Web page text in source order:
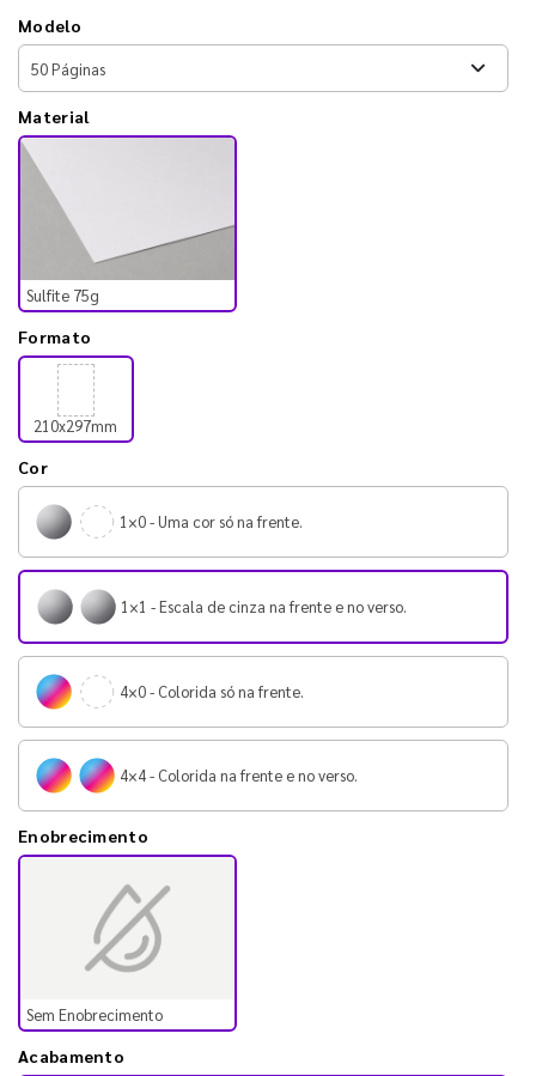
Modelo
Material
Sulfite 75g
Formato
210x297mm
Cor
1×0 - Uma cor só na frente.
1×1 - Escala de cinza na frente e no verso.
4×0 - Colorida só na frente.
4×4 - Colorida na frente e no verso.
Enobrecimento
Sem Enobrecimento
Acabamento